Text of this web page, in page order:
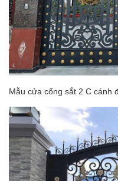
Mẫu cửa cổng sắt 2 C cánh